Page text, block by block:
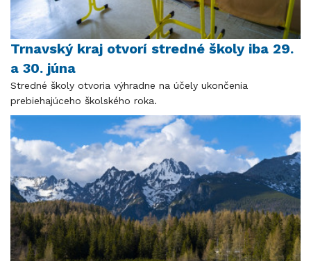
Trnavský kraj otvorí stredné školy iba 29.
a 30. júna
Stredné školy otvoria výhradne na účely ukončenia
prebiehajúceho školského roka.